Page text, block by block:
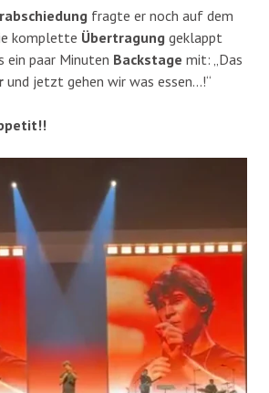
fragte er noch auf dem
komplette Übertragung geklappt
ein paar Minuten Backstage mit: „Das
und jetzt gehen wir was essen…!“